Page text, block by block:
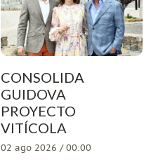
CONSOLIDA
GUIDOVA
PROYECTO
VITÍCOLA
02 ago 2026 / 00:00